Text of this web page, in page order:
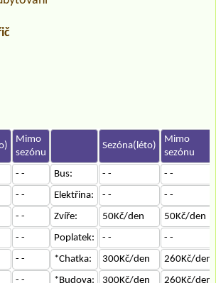
Mimo
sezónu
Sezóna(léto)
Mimo
sezónu
- - Bus: - -
- -
- - Elektřina: - -
- -
- - Zvíře: 50Kč/den
50Kč/den
- - Poplatek: - -
- -
- - *Chatka: 300Kč/den
260Kč/den
- - *Budova: 300Kč/den
260Kč/den